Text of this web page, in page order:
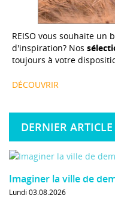
REISO vous souhaite un
d'inspiration? Nos
toujours à votre
DÉCOUVRIR
DERNIER ARTICLE
Imaginer la ville de
Lundi 03.08.2026